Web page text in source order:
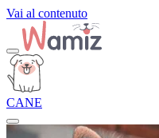
Vai al contenuto
CANE